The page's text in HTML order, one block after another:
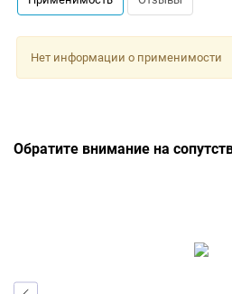
Нет информации о применимости
Обратите внимание на